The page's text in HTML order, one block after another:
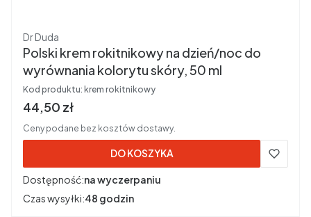
Producent
Dr Duda
Polski krem rokitnikowy na dzień/noc do
wyrównania kolorytu skóry, 50 ml
Kod produktu: krem rokitnikowy
Cena brutto
44,50 zł
Ceny podane bez kosztów dostawy.
DO KOSZYKA
Dostępność:na wyczerpaniu
Czas wysyłki:48 godzin